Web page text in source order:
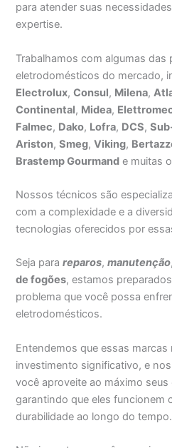
para atender suas
expertise.
Trabalhamos com algumas das
eletrodomésticos do mercado,
Electrolux,Consul, Milena,
Continental, Midea,
Falmec, Dako, Lofra, DCS,
Ariston,Smeg,Viking,
Brastemp Gourmand e muitas
Nossos técnicos são
com a complexidade e a
tecnologias oferecidos por
Seja parareparos,manutenção
de fogões, estamos
problema que você possa
eletrodomésticos.
Entendemos que essas marcas
investimento significativo, e
você aproveite ao máximo
garantindo que eles funcionem
durabilidade ao longo do tempo.